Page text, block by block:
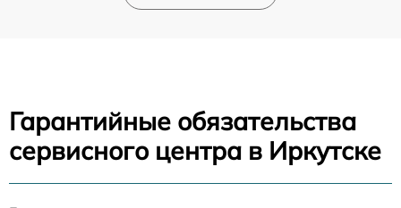
Гарантийные обязательства
сервисного центра в Иркутске